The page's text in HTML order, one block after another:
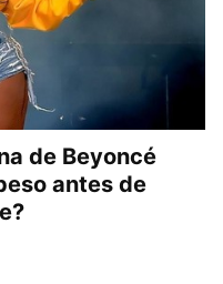
de Beyoncé
antes de